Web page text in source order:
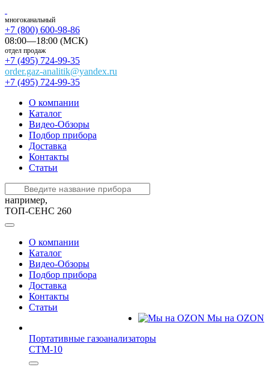
многоканальный
+7 (800) 600-98-86
08:00—18:00 (МСК)
отдел продаж
+7 (495) 724-99-35
order.gaz-analitik@yandex.ru
+7 (495) 724-99-35
О компании
Каталог
Видео-Обзоры
Подбор прибора
Доставка
Контакты
Статьи
например,
ТОП-СЕНС 260
О компании
Каталог
Видео-Обзоры
Подбор прибора
Доставка
Контакты
Статьи
Мы на OZON
Портативные газоанализаторы
СТМ-10